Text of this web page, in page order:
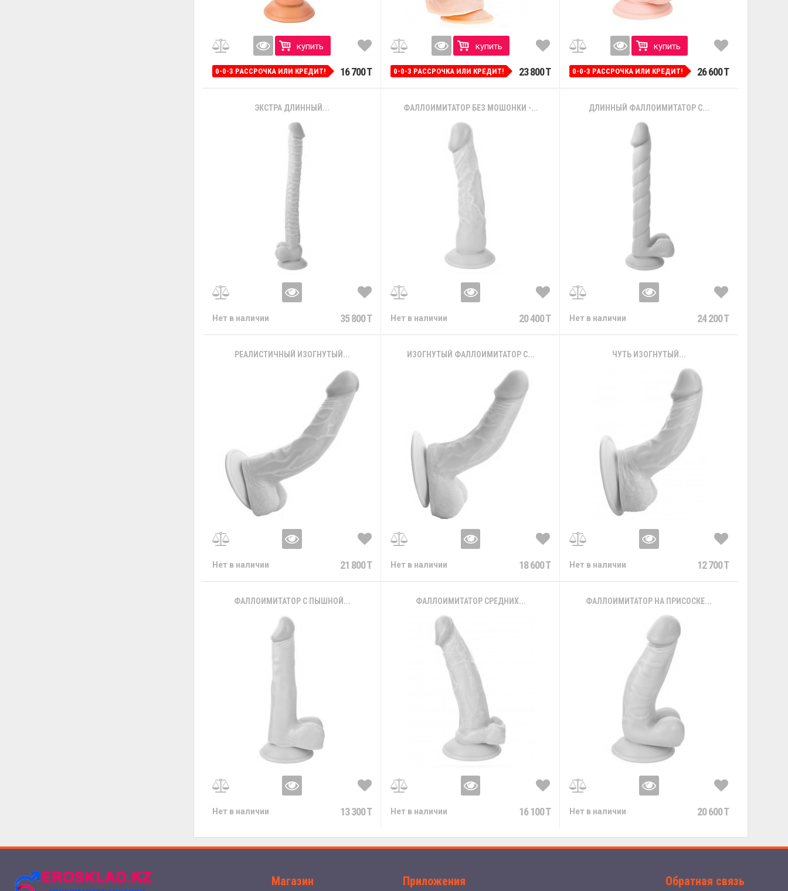
купить
0-0-3 РАССРОЧКА ИЛИ КРЕДИТ! 16 700 T
купить
0-0-3 РАССРОЧКА ИЛИ КРЕДИТ! 23 800 T
купить
0-0-3 РАССРОЧКА ИЛИ КРЕДИТ! 26 600 T
ЭКСТРА ДЛИННЫЙ...
Нет в наличии 35 800 T
ФАЛЛОИМИТАТОР БЕЗ МОШОНКИ -...
Нет в наличии 20 400 T
ДЛИННЫЙ ФАЛЛОИМИТАТОР С...
Нет в наличии 24 200 T
РЕАЛИСТИЧНЫЙ ИЗОГНУТЫЙ...
Нет в наличии 21 800 T
ИЗОГНУТЫЙ ФАЛЛОИМИТАТОР С...
Нет в наличии 18 600 T
ЧУТЬ ИЗОГНУТЫЙ...
Нет в наличии 12 700 T
ФАЛЛОИМИТАТОР С ПЫШНОЙ...
Нет в наличии 13 300 T
ФАЛЛОИМИТАТОР СРЕДНИХ...
Нет в наличии 16 100 T
ФАЛЛОИМИТАТОР НА ПРИСОСКЕ...
Нет в наличии 20 600 T
Магазин Приложения Обратная связь